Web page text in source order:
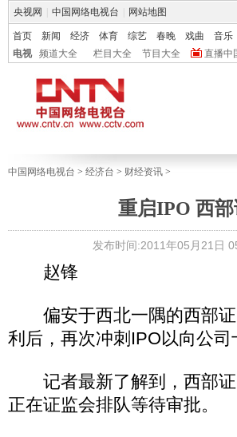
央视网 中国网络电视台 网站地图
首页 新闻 经济 体育 综艺 春晚 戏曲 音乐
电视
频道大全 栏目大全 节目大全 直播中
中国网络电视台 > 经济台 > 财经资讯 >
重启IPO 西
发布时间:2011年05月21日
赵锋
偏安于西北一隅的西部证
利后，再次冲刺IPO以向公司
记者最新了解到，西部证
正在证监会排队等待审批。